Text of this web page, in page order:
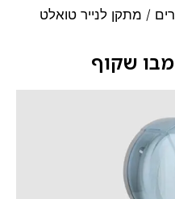
לנייר טואלט
שקוף